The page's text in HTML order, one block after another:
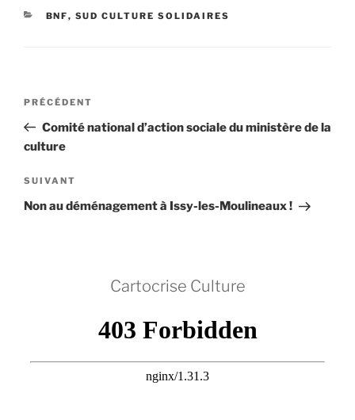
CATÉGORIES
BNF, SUD CULTURE SOLIDAIRES
Navigation
l’article
Article
précédent
PRÉCÉDENT
Comité national d’action sociale du ministère de la
culture
Article
suivant
SUIVANT
Non au déménagement à Issy-les-Moulineaux !
Cartocrise Culture